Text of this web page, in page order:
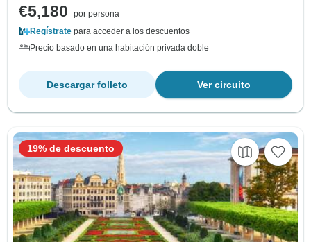
€5,180
por persona
Regístrate para acceder a los descuentos
Precio basado en una habitación privada doble
Ver circuito
Descargar folleto
19% de descuento